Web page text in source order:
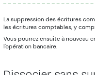
La suppression des écritures
les écritures comptables, y
Vous pourrez ensuite à nouveau
l'opération bancaire.